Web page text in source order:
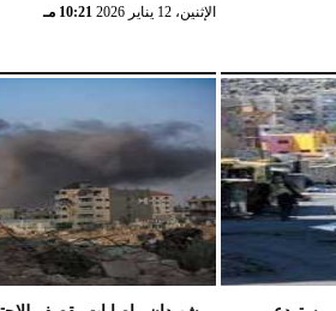
الإثنين، 12 يناير 2026 10:21 مـ